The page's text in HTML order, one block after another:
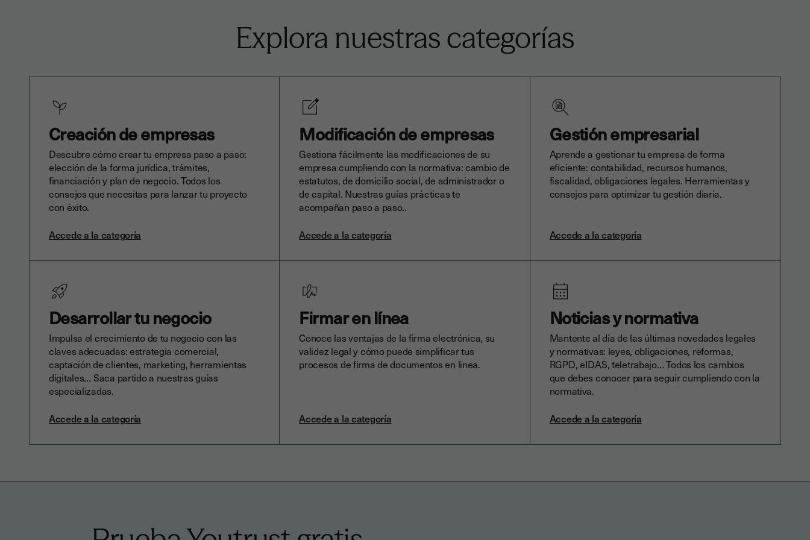
Explora nuestras categorías
Creación de empresas
Descubre cómo crear tu empresa paso a paso:
elección de la forma jurídica, trámites,
financiación y plan de negocio. Todos los
consejos que necesitas para lanzar tu proyecto
con éxito.
Accede a la categoría
Modificación de empresas
Gestiona fácilmente las modificaciones de su
empresa cumpliendo con la normativa: cambio de
estatutos, de domicilio social, de administrador o
de capital. Nuestras guías prácticas te
acompañan paso a paso..
Accede a la categoría
Gestión empresarial
Aprende a gestionar tu empresa de forma
eficiente: contabilidad, recursos humanos,
fiscalidad, obligaciones legales. Herramientas y
consejos para optimizar tu gestión diaria.
Accede a la categoría
Desarrollar tu negocio
Impulsa el crecimiento de tu negocio con las
claves adecuadas: estrategia comercial,
captación de clientes, marketing, herramientas
digitales… Saca partido a nuestras guías
especializadas.
Accede a la categoría
Firmar en línea
Conoce las ventajas de la firma electrónica, su
validez legal y cómo puede simplificar tus
procesos de firma de documentos en linea.
Accede a la categoría
Noticias y normativa
Mantente al día de las últimas novedades legales
y normativas: leyes, obligaciones, reformas,
RGPD, eIDAS, teletrabajo… Todos los cambios
que debes conocer para seguir cumpliendo con la
normativa.
Accede a la categoría